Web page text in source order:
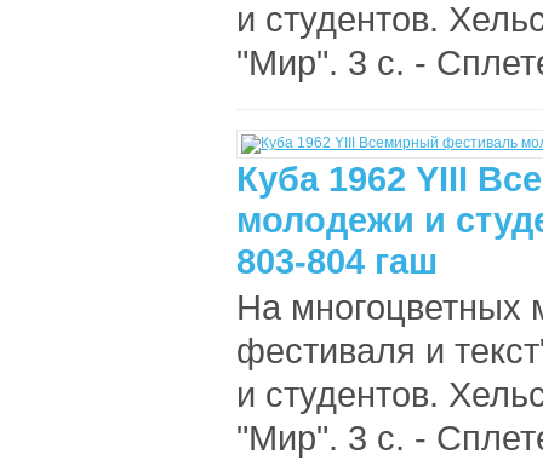
и студентов.
"Мир". 3 с. -
Куба 1962 YIII
молодежи и
803-804 гаш
На многоцветных
фестиваля и
и студентов.
"Мир". 3 с. -